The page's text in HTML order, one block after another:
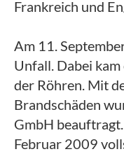
Frankreich und
Am 11.
Unfall. Dabei
der Röhren. Mit
Brandschäden
GmbH
Februar 2009